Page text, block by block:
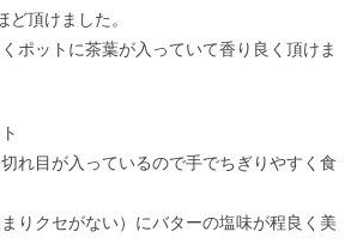
ど頂けました。
ポットに茶葉が入っていて香り良く頂けま
れ目が入っているので手でちぎりやすく食
りクセがない）にバターの塩味が程良く美